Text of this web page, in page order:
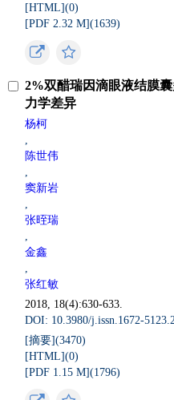
[HTML](0)
[PDF 2.32 M](1639)
2%双醋瑞因滴眼液结膜
力学差异
杨柯
,
陈世伟
,
窦新岩
,
张晊瑞
,
金鑫
,
张红敏
2018, 18(4):630-633.
DOI: 10.3980/j.issn.1672-
[摘要](3470)
[HTML](0)
[PDF 1.15 M](1796)